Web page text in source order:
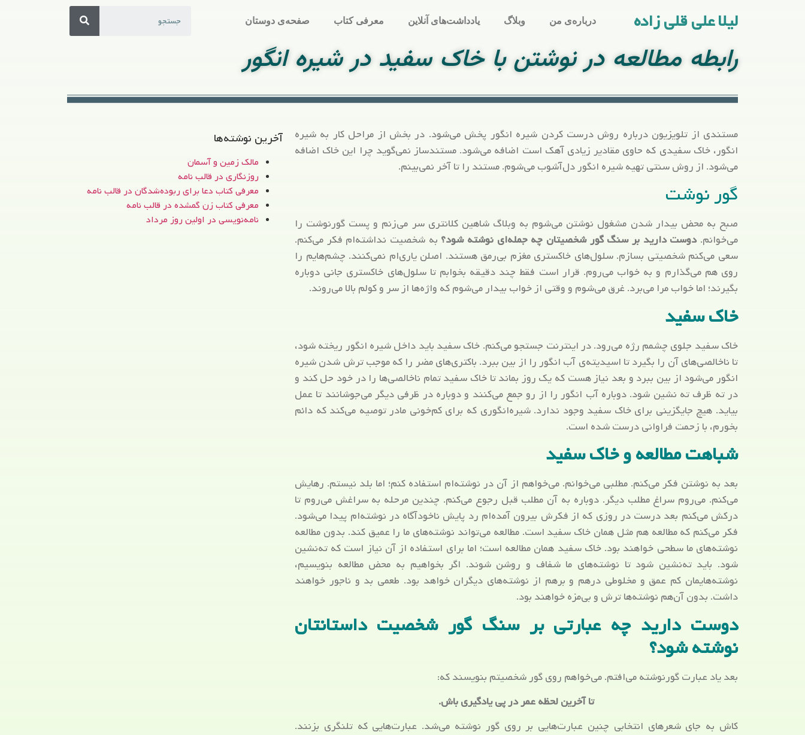
لیلا علی قلی زاده درباره‌ی من وبلاگ یادداشت‌های آنلاین معرفی کتاب صفحه‌ی دوستان
رابطه مطالعه در نوشتن با خاک سفید در شیره انگور
مستندی از تلویزیون درباره روش درست کردن شیره انگور پخش می‌شود. در بخش از مراحل کار به شیره
انگور، خاک سفیدی که حاوی مقادیر زیادی آهک است اضافه می‌شود. مستندساز نمی‌گوید چرا این خاک اضافه
می‌شود. از روش سنتی تهیه شیره انگور دل‌آشوب می‌شوم. مستند را تا آخر نمی‌بینم.
گور نوشت
صبح به محض بیدار شدن مشغول نوشتن می‌شوم به وبلاگ شاهین کلانتری سر می‌زنم و پست گورنوشت را
می‌خوانم.دوست دارید بر سنگ گور شخصیتان چه جمله‌ای نوشته شود؟ به شخصیت نداشته‌ام فکر می‌کنم.
سعی می‌کنم شخصیتی بسازم. سلول‌های خاکستری مغزم بی‌رمق هستند. اصلن یاری‌ام نمی‌کنند. چشم‌هایم را
روی هم می‌گذارم و به خواب می‌روم. قرار است فقط چند دقیقه بخوابم تا سلول‌های خاکستری جانی دوباره
بگیرند؛ اما خواب مرا می‌برد. غرق می‌شوم و وقتی از خواب بیدار می‌شوم که واژه‌ها از سر و کولم بالا می‌روند.
خاک سفید
خاک سفید جلوی چشمم رژه می‌رود. در اینترنت جستجو می‌کنم. خاک سفید باید داخل شیره انگور ریخته شود،
تا ناخالصی‌های آن را بگیرد تا اسیدیته‌ی آب انگور را از بین ببرد. باکتری‌های مضر را که موجب ترش شدن شیره
انگور می‌شود از بین ببرد و بعد نیاز هست که یک روز بماند تا خاک سفید تمام ناخالصی‌ها را در خود حل کند و
در ته ظرف ته نشین شود. دوباره آب انگور را از رو جمع می‌کنند و دوباره در ظرفی دیگر می‌جوشانند تا عمل
بیاید. هیچ جایگزینی برای خاک سفید وجود ندارد. شیره‌انگوری که برای کم‌خونی مادر توصیه می‌کند که دائم
بخورم، با زحمت فراوانی درست شده است.
شباهت مطالعه و خاک سفید
بعد به نوشتن فکر می‌کنم. مطلبی می‌خوانم. می‌خواهم از آن در نوشته‌ام استفاده کنم؛ اما بلد نیستم. رهایش
می‌کنم. می‌روم سراغ مطلب دیگر. دوباره به آن مطلب قبل رجوع می‌کنم. چندین مرحله به سراغش می‌روم تا
درکش می‌کنم بعد درست در روزی که از فکرش بیرون آمده‌ام رد پایش ناخودآگاه در نوشته‌ام پیدا می‌شود.
فکر می‌کنم که مطالعه هم مثل همان خاک سفید است. مطالعه می‌تواند نوشته‌های ما را عمیق کند. بدون مطالعه
نوشته‌های ما سطحی خواهند بود. خاک سفید همان مطالعه است؛ اما برای استفاده از آن نیاز است که ته‌نشین
شود. باید ته‌نشین شود تا نوشته‌های ما شفاف و روشن شوند. اگر بخواهیم به محض مطالعه بنویسیم،
نوشته‌هایمان کم عمق و مخلوطی درهم و برهم از نوشته‌های دیگران خواهد بود. طعمی بد و ناجور خواهند
داشت. بدون آن‌هم نوشته‌ها ترش و بی‌مزه خواهند بود.
دوست دارید چه عبارتی بر سنگ گور شخصیت داستانتان
نوشته شود؟
بعد یاد عبارت گورنوشته می‌افتم. می‌خواهم روی گور شخصیتم بنویسند که:
تا آخرین لحظه عمر در پی یادگیری باش.
کاش به ‌جای شعرهای انتخابی چنین عبارت‌هایی بر روی گور نوشته می‌شد. عبارت‌هایی که تلنگری بزنند.
آخرین نوشته‌ها
مالک زمین و آسمان
روزنگاری در قالب نامه
معرفی کتاب دعا برای ربوده‌شدگان در قالب نامه
معرفی کتاب زن‌ گمشده در قالب نامه
نامه‌نویسی در اولین روز مرداد